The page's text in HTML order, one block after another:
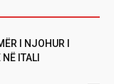
I NJOHUR I
ITALI